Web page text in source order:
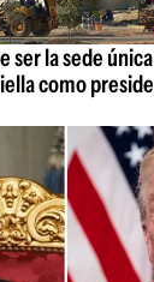
ser la sede
como